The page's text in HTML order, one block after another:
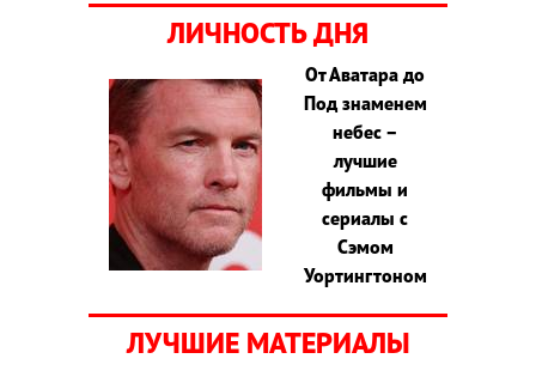
ЛИЧНОСТЬ ДНЯ
От Аватара до
Под знаменем
небес –
лучшие
фильмы и
сериалы с
Сэмом
Уортингтоном
ЛУЧШИЕ МАТЕРИАЛЫ